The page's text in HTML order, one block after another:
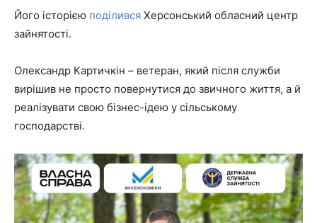
Його історією поділився Херсонський обласний центр
зайнятості.
Олександр Картичкін – ветеран, який після служби
вирішив не просто повернутися до звичного життя, а й
реалізувати свою бізнес-ідею у сільському
господарстві.